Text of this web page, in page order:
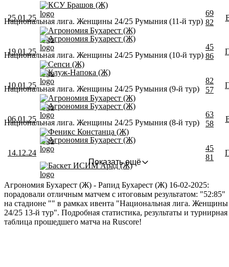
25.01.25
КСУ Брашов (Ж)
Агрономия Бухарест (Ж)
69
82
Национальная лига. Женщины 24/25 Румыния (11-й тур)
19.01.25
Агрономия Бухарест (Ж)
Сепси (Ж)
45
86
Национальная лига. Женщины 24/25 Румыния (10-й тур)
10.01.25
Клуж-Напока (Ж)
Агрономия Бухарест (Ж)
82
57
Национальная лига. Женщины 24/25 Румыния (9-й тур)
06.01.25
Агрономия Бухарест (Ж)
Феникс Констанца (Ж)
63
58
Национальная лига. Женщины 24/25 Румыния (8-й тур)
14.12.24
Агрономия Бухарест (Ж)
Баскет ИСИМ Арад (Ж)
45
81
Показать ещё
Агрономия Бухарест (Ж) - Рапид Бухарест (Ж) 16-02-2025:
порадовали отличным матчем с итоговым результатом: "52:85"
на стадионе "" в рамках ивента "Национальная лига. Женщины
24/25 13-й тур". Подробная статистика, результаты и турнирная
таблица прошедшего матча на Ruscore!